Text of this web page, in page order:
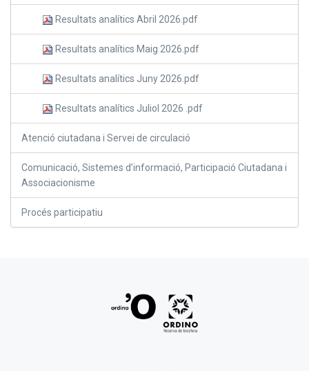
Resultats analítics Abril 2026.pdf
Resultats analítics Maig 2026.pdf
Resultats analítics Juny 2026.pdf
Resultats analítics Juliol 2026 .pdf
Atenció ciutadana i Servei de circulació
Comunicació, Sistemes d’informació, Participació Ciutadana i
Associacionisme
Procés participatiu